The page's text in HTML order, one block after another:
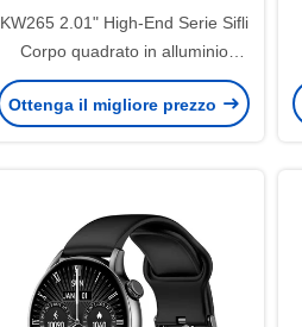
KW265 2.01" High-End Serie Sifli
Corpo quadrato in alluminio
Smartwatch
Ottenga il migliore prezzo